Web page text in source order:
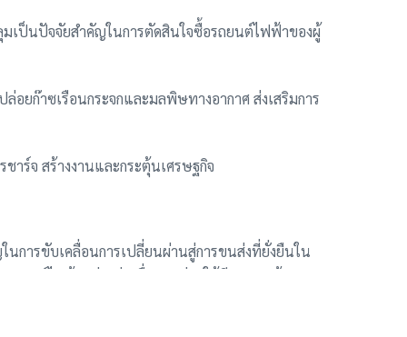
เป็นปัจจัยสำคัญในการตัดสินใจซื้อรถยนต์ไฟฟ้าของผู้
ยก๊าซเรือนกระจกและมลพิษทางอากาศ ส่งเสริมการ
าร์จ สร้างงานและกระตุ้นเศรษฐกิจ
นการขับเคลื่อนการเปลี่ยนผ่านสู่การขนส่งที่ยั่งยืนใน